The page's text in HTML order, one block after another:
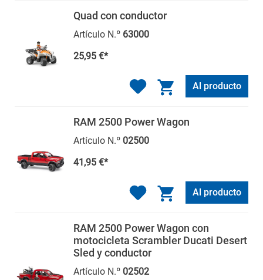
Quad con conductor
Artículo N.º 63000
25,95 €*
Al producto
RAM 2500 Power Wagon
Artículo N.º 02500
41,95 €*
Al producto
RAM 2500 Power Wagon con
motocicleta Scrambler Ducati Desert
Sled y conductor
Artículo N.º 02502